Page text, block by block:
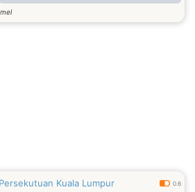
directement au but.
Persekutuan Kuala Lumpur 0.6